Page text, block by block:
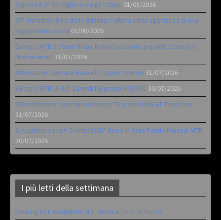
Signorelli 5^ la migliore tra gli italiani 01/08/2026
35ª Marathon Bike della Brianza: l’ultima sfida agonistica di una
leggendaria storia 01/08/2026
Europei MTB: il Team Relay firma il secondo argento azzurro a
Monteceneri 31/07/2026
Attenzione: Samara Maxwell sta per tornare 31/07/2026
Europei MTB: a Juri Zanotti l’argento nell’XCC 30/07/2026
Il 6 settembre l’esordio di Coppa Toscana della Gf Pinocchio
31/07/2026
Situazione circuiti Contest360° dopo la Gran Fondo Marradi MTB
30/07/2026
I più letti della settimana
Ranking UCI: Avondetto N.2. Berta e Corvi in Top10